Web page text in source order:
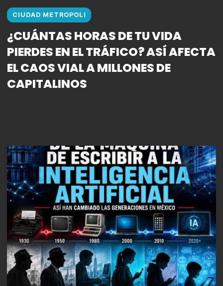
CIUDAD METROPOLI
¿CUÁNTAS HORAS DE TU VIDA
PIERDES EN EL TRÁFICO? ASÍ AFECTA
EL CAOS VIAL A MILLONES DE
CAPITALINOS